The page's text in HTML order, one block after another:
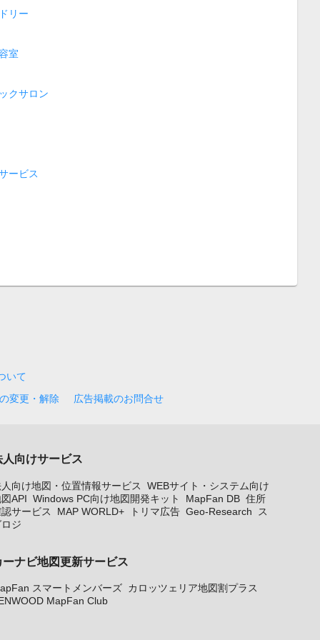
リー
室
クサロン
ービス
いて
変更・解除 広告掲載のお問合せ
人向けサービス
向け地図・位置情報サービス
WEBサイト・システム向け
API Windows PC向け地図開発キット MapFan DB 住所
サービス
MAP WORLD+ トリマ広告 Geo-Research
ス
ジ
ーナビ地図更新サービス
スマートメンバーズ カロッツェリア地図割プラス
MapFan Club